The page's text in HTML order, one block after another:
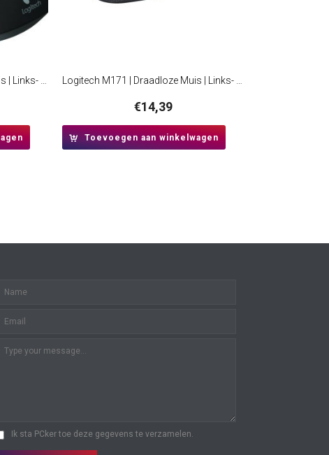
Logitech M235 | Draadloze Muis | Links- en Rechtshandig | RF | 1000 DPI | Rood/Zwart Logitech M171 | Draadloze Muis | Links- en Rechtshandig | RF | 1000 DPI | Zwart
€14,39
Toevoegen aan winkelwagen
Ik sta PCker toe deze gegevens te verzamelen.